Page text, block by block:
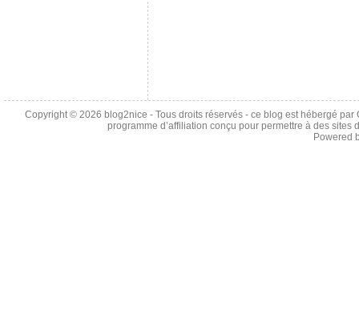
Copyright © 2026 blog2nice - Tous droits réservés - ce blog est hébergé
programme d’affiliation conçu pour permettre à des
Powered